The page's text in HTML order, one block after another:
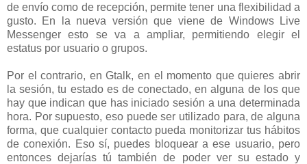
de envío como de recepción, permite tener una flexibilidad a
gusto. En la nueva versión que viene de Windows Live
Messenger esto se va a ampliar, permitiendo elegir el
estatus por usuario o grupos.
Por el contrario, en Gtalk, en el momento que quieres abrir
la sesión, tu estado es de conectado, en alguna de los que
hay que indican que has iniciado sesión a una determinada
hora. Por supuesto, eso puede ser utilizado para, de alguna
forma, que cualquier contacto pueda monitorizar tus hábitos
de conexión. Eso sí, puedes bloquear a ese usuario, pero
entonces dejarías tú también de poder ver su estado y